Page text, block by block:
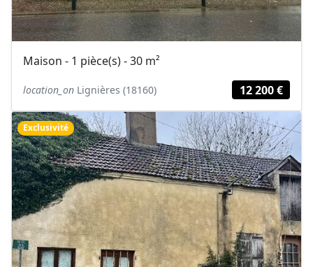
Maison - 1 pièce(s) - 30 m²
location_on Lignières (18160) 12 200 €
Exclusivité